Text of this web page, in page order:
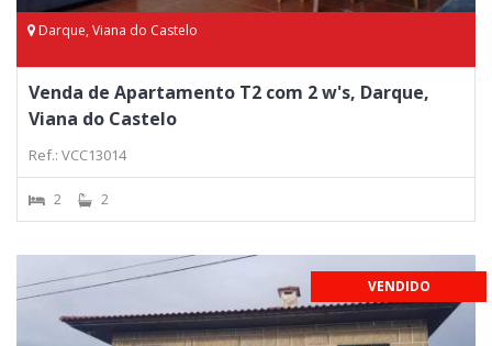
Darque, Viana do Castelo
Venda de Apartamento T2 com 2 w's, Darque,
Viana do Castelo
Ref.: VCC13014
2 2
VENDIDO